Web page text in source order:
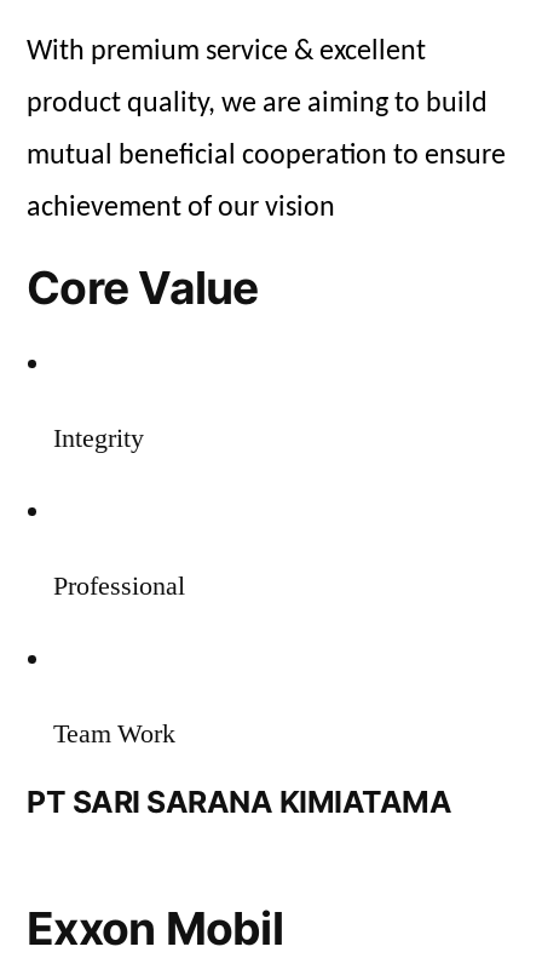
With premium service & excellent
product quality, we are aiming to build
mutual beneficial cooperation to ensure
achievement of our vision
Core Value
Integrity
Professional
Team Work
PT SARI SARANA KIMIATAMA
Exxon Mobil